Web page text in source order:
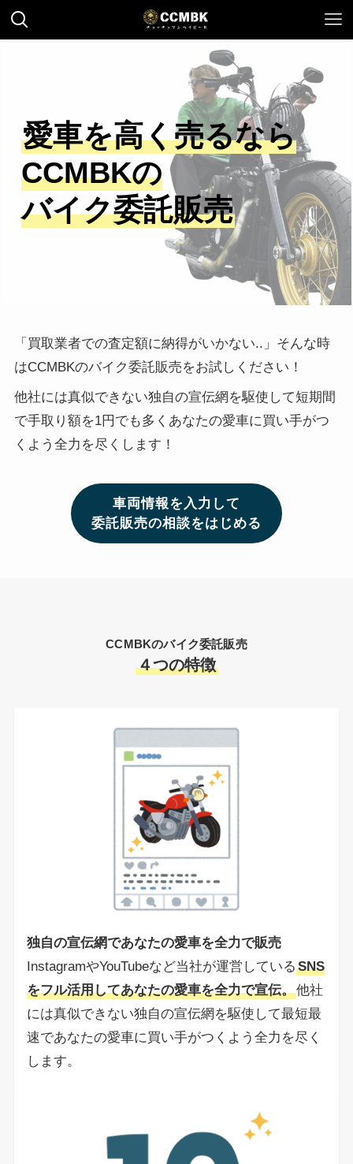
愛車を高く売るなら
CCMBKの
バイク委託販売
「買取業者での査定額に納得がいかない..」そんな時
はCCMBKのバイク委託販売をお試しください！
他社には真似できない独自の宣伝網を駆使して短期間
で手取り額を1円でも多くあなたの愛車に買い手がつ
くよう全力を尽くします！
車両情報を入力して
委託販売の相談をはじめる
CCMBKのバイク委託販売
４つの特徴
独自の宣伝網であなたの愛車を全力で販売
InstagramやYouTubeなど当社が運営しているSNS
をフル活用してあなたの愛車を全力で宣伝。他社
には真似できない独自の宣伝網を駆使して最短最
速であなたの愛車に買い手がつくよう全力を尽く
します。